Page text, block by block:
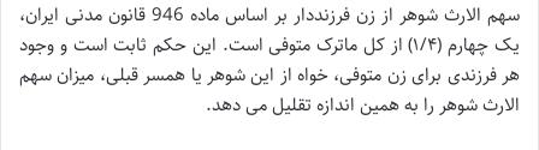
سهم الارث شوهر از زن فرزنددار بر اساس ماده 946 قانون مدنی ایران،
یک چهارم (۱/۴) از کل ماترک متوفی است. این حکم ثابت است و وجود
هر فرزندی برای زن متوفی، خواه از این شوهر یا همسر قبلی، میزان سهم
الارث شوهر را به همین اندازه تقلیل می دهد.